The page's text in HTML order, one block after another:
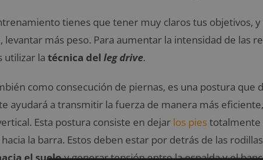
tienes que tener muy claros tus objetivos, y
levantar más peso. Para aumentar la intensidad de las
utilizar la técnica del leg drive.
como consecución de piernas, es una postura que
ayudará a transmitir la fuerza de manera más
Esta postura consiste en dejar los piestotalmente
la barra. Estos deben estar por detrás de las
el sueloy generar tensión entre la espalda y el